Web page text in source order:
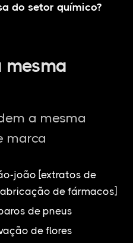
do setor químico?
mesma
a mesma
marca
joão [extratos de
de fármacos]
de pneus
de flores